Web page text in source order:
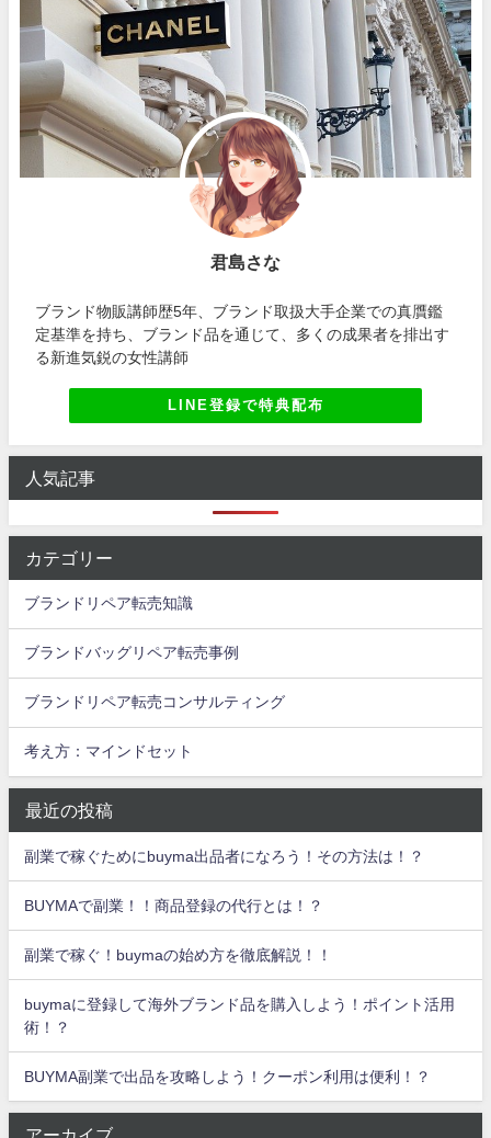
君島さな
ブランド物販講師歴5年、ブランド取扱大手企業での真贋鑑
定基準を持ち、ブランド品を通じて、多くの成果者を排出す
る新進気鋭の女性講師
LINE登録で特典配布
人気記事
カテゴリー
ブランドリペア転売知識
ブランドバッグリペア転売事例
ブランドリペア転売コンサルティング
考え方：マインドセット
最近の投稿
副業で稼ぐためにbuyma出品者になろう！その方法は！？
BUYMAで副業！！商品登録の代行とは！？
副業で稼ぐ！buymaの始め方を徹底解説！！
buymaに登録して海外ブランド品を購入しよう！ポイント活用
術！？
BUYMA副業で出品を攻略しよう！クーポン利用は便利！？